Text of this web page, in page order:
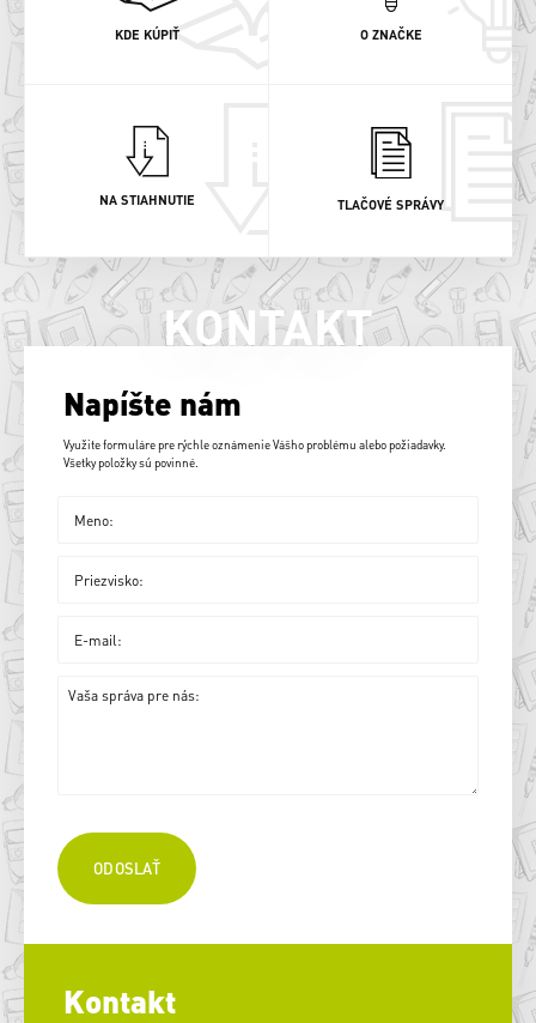
KDE KÚPIŤ O ZNAČKE
NA STIAHNUTIE TLAČOVÉ SPRÁVY
KONTAKT
Napíšte nám
Využite formuláre pre rýchle oznámenie Vášho problému alebo požiadavky.
Všetky položky sú povinné.
Kontakt